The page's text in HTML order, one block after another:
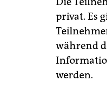
privat. Es
während
werden.